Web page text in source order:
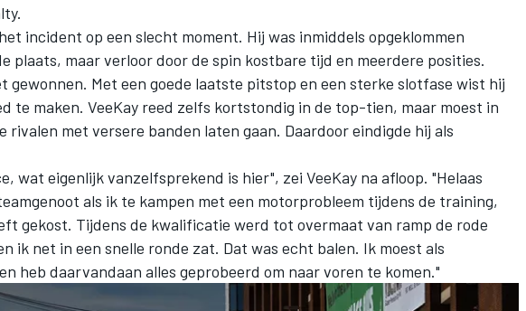
incident op een slecht moment. Hij was inmiddels opgeklommen
plaats, maar verloor door de spin kostbare tijd en meerdere posities.
gewonnen. Met een goede laatste pitstop en een sterke slotfase wist hij
te maken. VeeKay reed zelfs kortstondig in de top-tien, maar moest in
rivalen met versere banden laten gaan. Daardoor eindigde hij als
wat eigenlijk vanzelfsprekend is hier", zei VeeKay na afloop. "Helaas
als ik te kampen met een motorprobleem tijdens de training,
gekost. Tijdens de kwalificatie werd tot overmaat van ramp de rode
ik net in een snelle ronde zat. Dat was echt balen. Ik moest als
heb daarvandaan alles geprobeerd om naar voren te komen."